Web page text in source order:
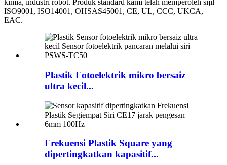
kimia, industri robot. Produk standard kami telah memperoleh sijil
ISO9001, ISO14001, OHSAS45001, CE, UL, CCC, UKCA,
EAC.
Plastik Fotoelektrik mikro bersaiz
ultra kecil...
Frekuensi Plastik Square yang
dipertingkatkan kapasitif...